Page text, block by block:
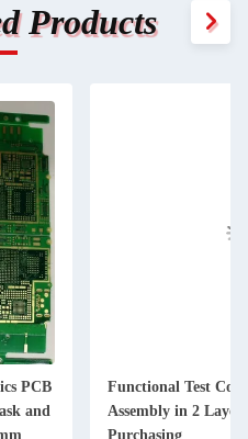
Products
PCB
and
Functional Test
Assembly in 2
Purchasing